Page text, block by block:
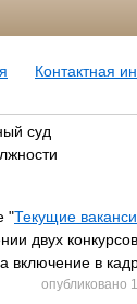
Контактная
суд
"Текущие
двух
включение в
опубликовано